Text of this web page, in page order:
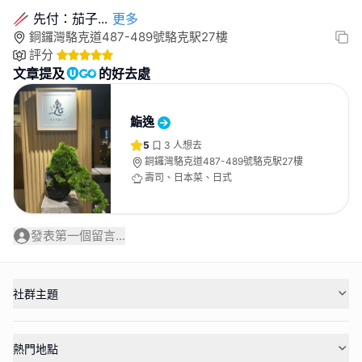
🥢 先付：茄子... 更多
銅鑼灣駱克道487-489號駱克駅27樓
評分
文章提及 的好去處
鮨逸
5 3 人想去
銅鑼灣駱克道487-489號駱克駅27樓
壽司、日本菜、日式
發表第一個留言...
社群主題
熱門地點